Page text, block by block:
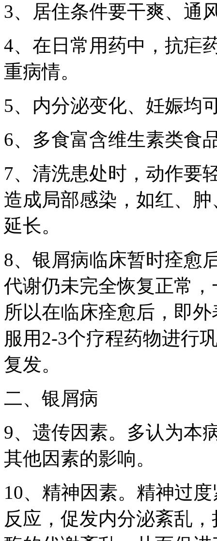
3、居住条件要干爽、通
4、在日常用药中，抗疟
重病情。
5、内分泌变化、妊娠均
6、多食富含维生素类食
7、清洗患处时，动作要
造成局部感染，如红、
延长。
8、银屑病临床暂时痊愈
代谢仍未完全恢复正常
所以在临床痊愈后，即
服用2-3个疗程药物进行
复发。
二、银屑病
9、遗传因素。多认为本
其他因素的影响。
10、精神因素。精神过
反应，促发内分泌紊乱